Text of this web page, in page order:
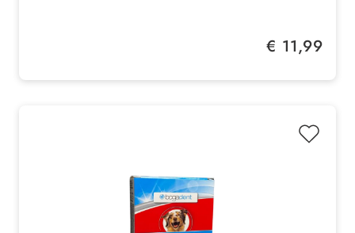
Regulärer Preis:
€ 11,99